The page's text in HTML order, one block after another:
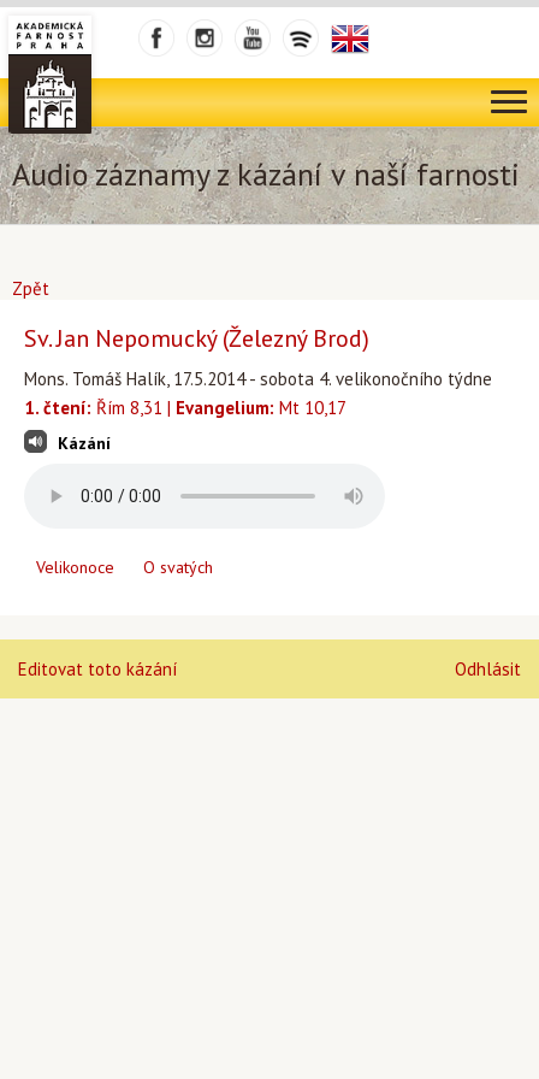
Audio záznamy z kázání v naší farnosti
Zpět
Sv. Jan Nepomucký (Železný Brod)
Mons. Tomáš Halík, 17.5.2014 - sobota 4. velikonočního týdne
1. čtení: Řím 8,31 | Evangelium: Mt 10,17
Kázání
Velikonoce O svatých
Editovat toto kázání Odhlásit